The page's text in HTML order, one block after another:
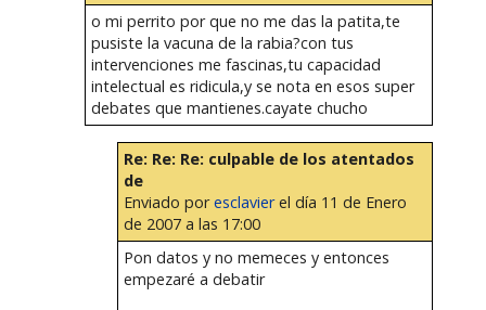
o mi perrito por que no me das la patita,te
pusiste la vacuna de la rabia?con tus
intervenciones me fascinas,tu capacidad
intelectual es ridicula,y se nota en esos super
debates que mantienes.cayate chucho
Re: Re: Re: culpable de los atentados
de
Enviado poresclavierel día 11 de Enero
de 2007 a las 17:00
Pon datos y no memeces y entonces
empezaré a debatir